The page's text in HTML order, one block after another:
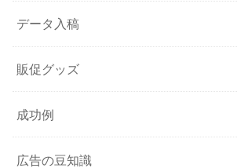
データ入稿
販促グッズ
成功例
広告の豆知識